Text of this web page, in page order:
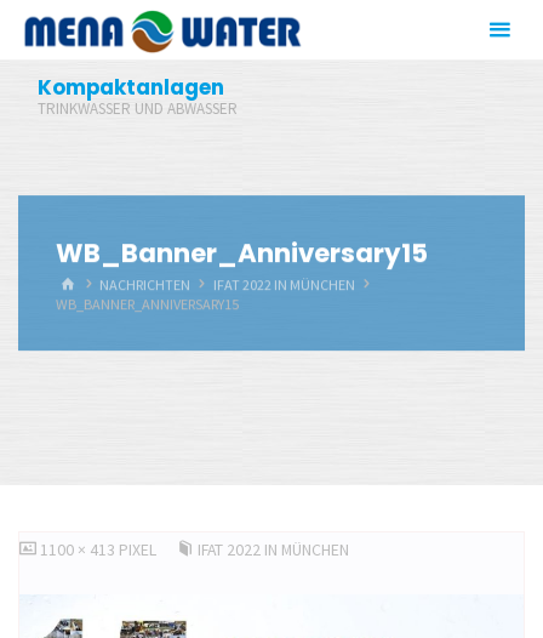
Zum
Inhalt
springenKompaktanlagen
TRINKWASSER UND ABWASSER
WB_Banner_Anniversary15
STARTNACHRICHTEN
IFAT 2022 IN MÜNCHEN
WB_BANNER_ANNIVERSARY15
ORIGINALGRÖSSE
1100 × 413 PIXEL IFAT 2022 IN MÜNCHEN